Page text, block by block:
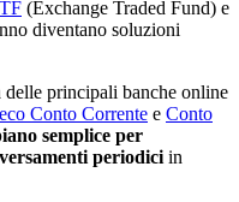
(Exchange Traded Fund) e
diventano soluzioni
delle principali banche online
Conto Corrente e Conto
semplice per
periodici in